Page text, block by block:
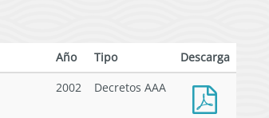
Año Tipo
Descarga
2002 Decretos AAA